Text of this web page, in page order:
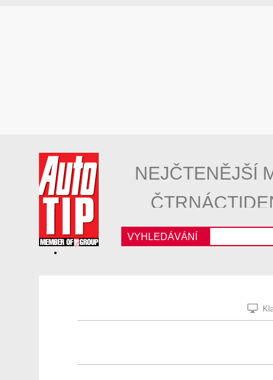
NEJČTENĚJŠÍ
VYHLEDÁVÁNÍ